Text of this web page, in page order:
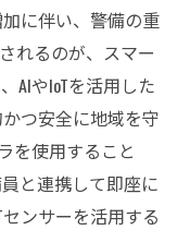
に伴い、警備の重
れるのが、スマー
AIやIoTを活用した
つ安全に地域を守
を使用すること
と連携して即座に
ンサーを活用する